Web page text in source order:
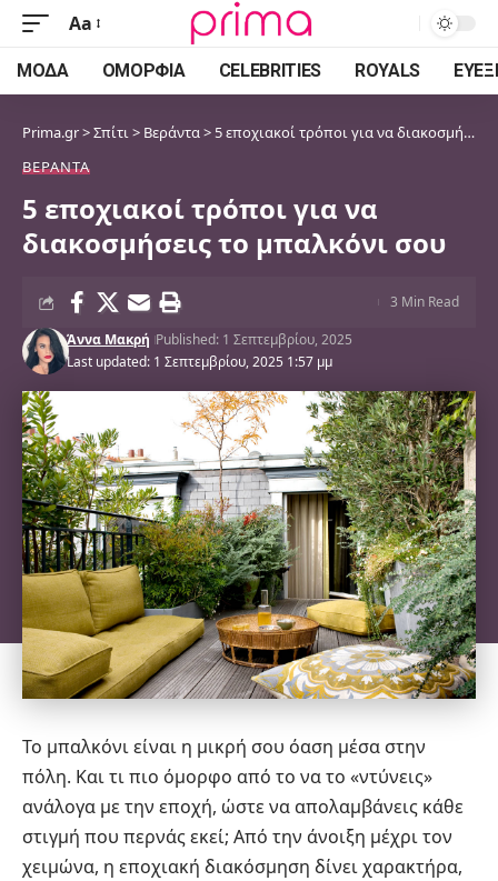
Font
Resizer
Aa
ΜΌΔΑ ΟΜΟΡΦΙΆ CELEBRITIES ROYALS
Prima.gr>Σπίτι> Βεράντα> 5 εποχιακοί τρόποι για να διακοσμήσεις το μπαλκόνι σου
ΒΕΡΆΝΤΑ
5 εποχιακοί τρόποι για να
διακοσμήσεις το μπαλκόνι σου
Last updated: 1 Σεπτεμβρίου, 2025 1:57 μμ
Άννα Μακρή Published: 1 Σεπτεμβρίου, 2025
3 Min Read
Το μπαλκόνι είναι η μικρή σου όαση μέσα στην
πόλη. Και τι πιο όμορφο από το να το «ντύνεις»
ανάλογα με την εποχή, ώστε να απολαμβάνεις κάθε
στιγμή που περνάς εκεί; Από την άνοιξη μέχρι τον
χειμώνα, η εποχιακή διακόσμηση δίνει χαρακτήρα,